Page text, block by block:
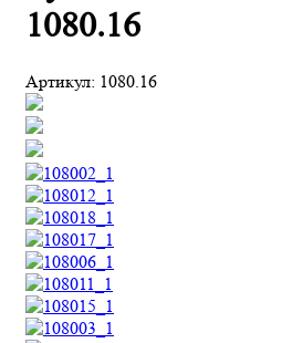
1080.16
Артикул: 1080.16